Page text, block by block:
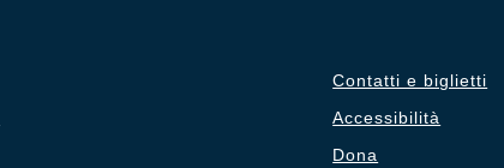
Contatti e biglietti
Accessibilità
Dona